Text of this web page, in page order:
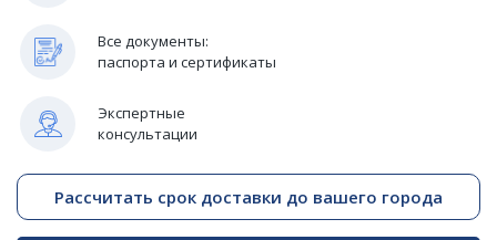
Все документы:
паспорта и сертификаты
Экспертные
консультации
Рассчитать срок доставки до вашего города